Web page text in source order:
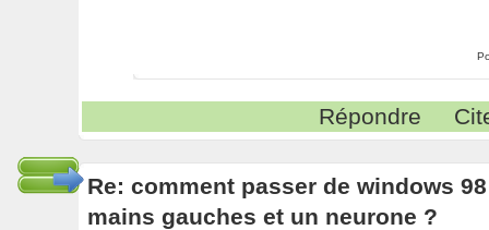
Répondre
Re: comment passer de windows
mains gauches et un neurone ?